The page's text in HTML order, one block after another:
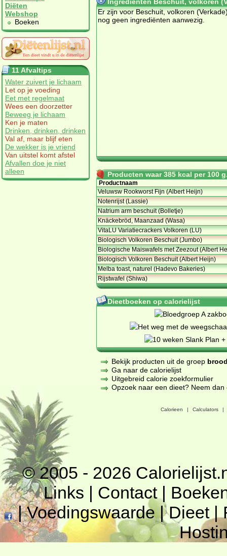
Diëten
Webshop
Boeken
11 Afvaltips
Water zuivert je lichaam
Let op je voeding
Eet met regelmaat
Wees een doorzetter
Beweeg je lichaam
Ken je maten
Drinken, drinken, drinken
Val af, maar blijf eten
De wekker is je vriend
Van uitstel komt afstel
Afvallen doe je niet
alleen
Er zijn voor Beschuit, volkoren
nog geen ingrediënten aanwezig.
Producten waar 385 kcal per 100
Productnaam
Veluwsw Rookworst Fijn (Albert Heijn)
Notenrijst (Lassie)
Natrium arm beschuit (Bolletje)
Knäckebröd, Maanzaad (Wasa)
VitaLU Variatiecrackers Volkoren (LU)
Biologisch Volkoren Beschuit (Jumbo)
Biologische Maiswafels met Zeezout (Albert
Biologisch Volkoren Beschuit (Albert Heijn)
Melba toast, naturel (Hadevo Bakeries)
Rijstwafel (Shiwa)
Dieetboeken op calorielijst
Bekijk producten uit de groep
Ga naar de calorielijst
Uitgebreid calorie zoekformulier
Opzoek naar een dieet? Neem
Calorieen | Calculators |
© 2005 - 2026
Links | Contact|
|Voedingswaarde|Dieet|